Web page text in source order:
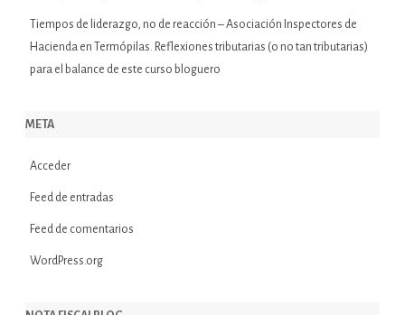
Tiempos de liderazgo, no de reacción – Asociación Inspectores de
Hacienda en
Termópilas. Reflexiones tributarias (o no tan tributarias)
para el balance de este curso bloguero
META
Acceder
Feed de entradas
Feed de comentarios
WordPress.org